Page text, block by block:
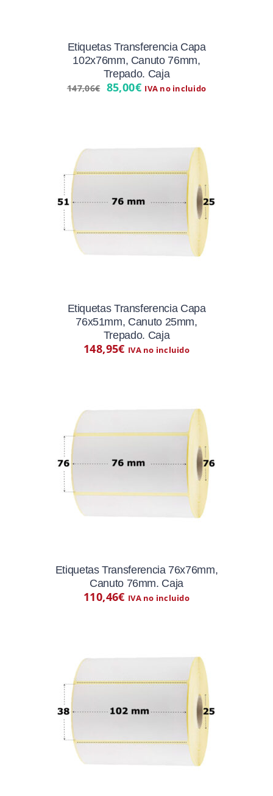
Etiquetas Transferencia Capa
102x76mm, Canuto 76mm,
Trepado. Caja
147,06€ El
85,00€ElIVA no incluido
Etiquetas Transferencia Capa
76x51mm, Canuto 25mm,
Trepado. Caja
148,95€ IVA no incluido
Etiquetas Transferencia 76x76mm,
Canuto 76mm. Caja
110,46€ IVA no incluido